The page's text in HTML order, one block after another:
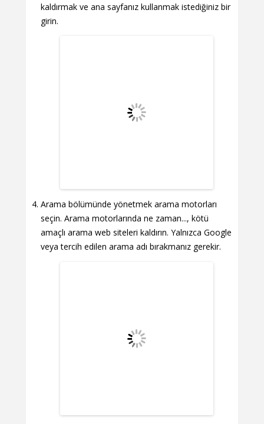
kaldırmak ve ana sayfanız kullanmak istediğiniz bir
girin.
Arama bölümünde yönetmek arama motorları
seçin. Arama motorlarında ne zaman..., kötü
amaçlı arama web siteleri kaldırın. Yalnızca Google
veya tercih edilen arama adı bırakmanız gerekir.